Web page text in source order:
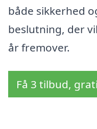
både sikkerhed
beslutning, der
år fremover.
Få 3 tilbud,